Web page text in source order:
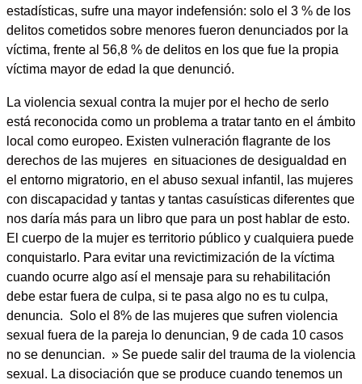
estadísticas, sufre una mayor indefensión: solo el 3 % de los
delitos cometidos sobre menores fueron denunciados por la
víctima, frente al 56,8 % de delitos en los que fue la propia
víctima mayor de edad la que denunció.
La violencia sexual contra la mujer por el hecho de serlo
está reconocida como un problema a tratar tanto en el ámbito
local como europeo. Existen vulneración flagrante de los
derechos de las mujeres en situaciones de desigualdad en
el entorno migratorio, en el abuso sexual infantil, las mujeres
con discapacidad y tantas y tantas casuísticas diferentes que
nos daría más para un libro que para un post hablar de esto.
El cuerpo de la mujer es territorio público y cualquiera puede
conquistarlo. Para evitar una revictimización de la víctima
cuando ocurre algo así el mensaje para su rehabilitación
debe estar fuera de culpa, si te pasa algo no es tu culpa,
denuncia. Solo el 8% de las mujeres que sufren violencia
sexual fuera de la pareja lo denuncian, 9 de cada 10 casos
no se denuncian. » Se puede salir del trauma de la violencia
sexual. La disociación que se produce cuando tenemos un